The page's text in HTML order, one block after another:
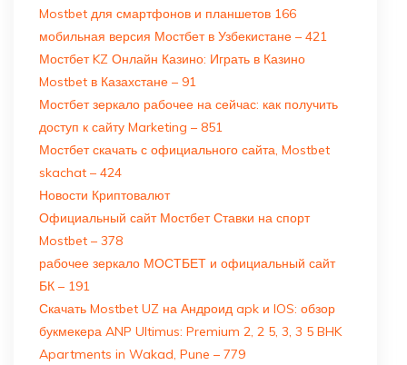
Mostbet для смартфонов и планшетов 166
мобильная версия Мостбет в Узбекистане – 421
Мостбет KZ Онлайн Казино: Играть в Казино
Mostbet в Казахстане – 91
Мостбет зеркало рабочее на сейчас: как получить
доступ к сайту Marketing – 851
Мостбет скачать с официального сайта, Mostbet
skachat – 424
Новости Криптовалют
Официальный сайт Мостбет Ставки на спорт
Mostbet – 378
рабочее зеркало МОСТБЕТ и официальный сайт
БК – 191
Скачать Mostbet UZ на Андроид apk и IOS: обзор
букмекера ANP Ultimus: Premium 2, 2 5, 3, 3 5 BHK
Apartments in Wakad, Pune – 779